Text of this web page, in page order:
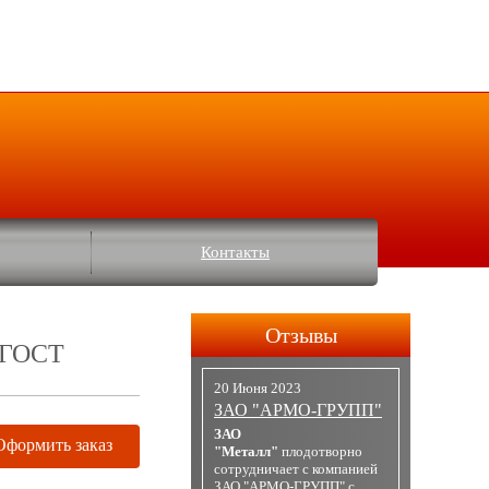
Контакты
ГОСТ
заказ
Отзывы
20 Июня 2023
ЗАО "АРМО-ГРУПП"
ЗАО
"Металл" плодотворно
сотрудничает с компанией